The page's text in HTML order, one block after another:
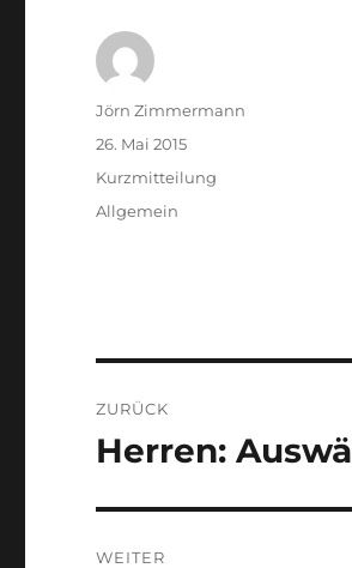
Autor
Jörn Zimmermann
Veröffentlicht
26. Mai 2015
Format
Kurzmitteilung
Kategorien
Allgemein
ZURÜCK
Vorheriger
Herren:
WEITER